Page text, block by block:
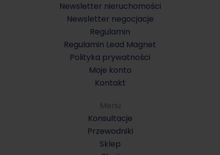
Newsletter nieruchomości
Newsletter negocjacje
Regulamin
Regulamin Lead Magnet
Polityka prywatności
Moje konto
Kontakt
Menu
Konsultacje
Przewodniki
Sklep